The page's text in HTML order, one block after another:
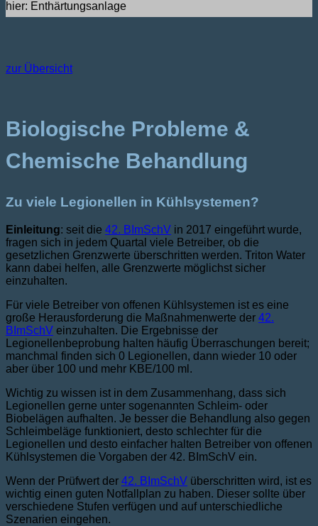
zur Übersicht
Biologische Probleme &
Chemische Behandlung
Zu viele Legionellen in Kühlsystemen?
Einleitung: seit die 42. BImSchV in 2017 eingeführt wurde,
fragen sich in jedem Quartal viele Betreiber, ob die
gesetzlichen Grenzwerte überschritten werden. Triton Water
kann dabei helfen, alle Grenzwerte möglichst sicher
einzuhalten.
Für viele Betreiber von offenen Kühlsystemen ist es eine
große Herausforderung die Maßnahmenwerte der 42.
BImSchV einzuhalten. Die Ergebnisse der
Legionellenbeprobung halten häufig Überraschungen bereit;
manchmal finden sich 0 Legionellen, dann wieder 10 oder
aber über 100 und mehr KBE/100 ml.
Wichtig zu wissen ist in dem Zusammenhang, dass sich
Legionellen gerne unter sogenannten Schleim- oder
Biobelägen aufhalten. Je besser die Behandlung also gegen
Schleimbeläge funktioniert, desto schlechter für die
Legionellen und desto einfacher halten Betreiber von offenen
Kühlsystemen die Vorgaben der 42. BImSchV ein.
Wenn der Prüfwert der 42. BImSchV überschritten wird, ist es
wichtig einen guten Notfallplan zu haben. Dieser sollte über
verschiedene Stufen verfügen und auf unterschiedliche
Szenarien eingehen.